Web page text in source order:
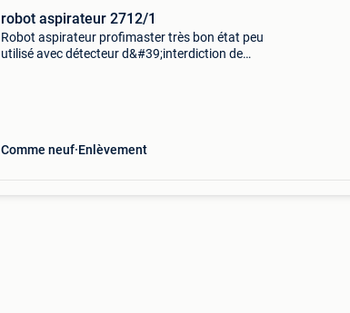
robot aspirateur 2712/1
Robot aspirateur profimaster très bon état peu
utilisé avec détecteur d&#39;interdiction de
Comme neuf Enlèvement